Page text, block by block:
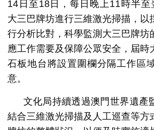
14日至18日，每日晚上11時半至
大三巴牌坊進行三維激光掃描，以
行分析比對，科學監測大三巴牌坊
應工作需要及保障公眾安全，屆時
石板地台將設置圍欄分隔工作區
意。
文化局持續透過澳門世界遺產
結合三維激光掃描及人工巡查等方